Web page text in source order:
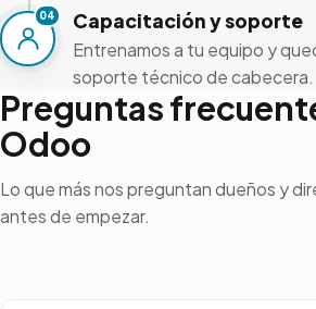
04 Capacitación y soporte
Entrenamos a tu equipo y
soporte técnico de cabecera.
Preguntas
Odoo
Lo que más nos preguntan dueños y
antes de empezar.